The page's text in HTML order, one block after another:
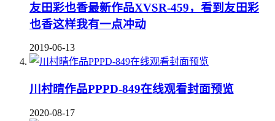
友田彩也香最新作品XVSR-459，看到友田彩
也香这样我有一点冲动
2019-06-13
川村晴作品PPPD-849在线观看封面预览
2020-08-17